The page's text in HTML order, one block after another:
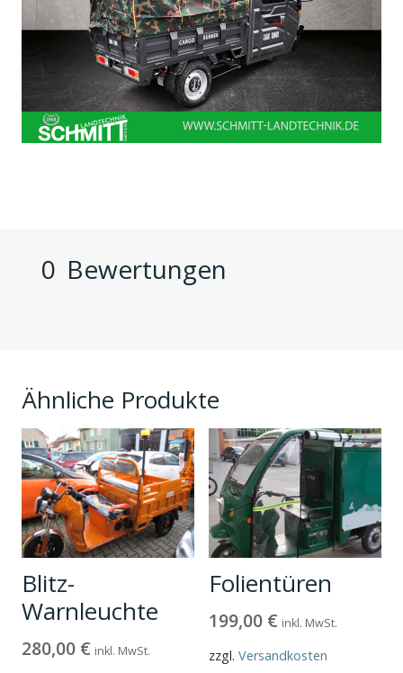
0 Bewertungen
Ähnliche Produkte
Blitz-
Warnleuchte
280,00 € inkl. MwSt.
Folientüren
199,00 € inkl. MwSt.
zzgl. Versandkosten